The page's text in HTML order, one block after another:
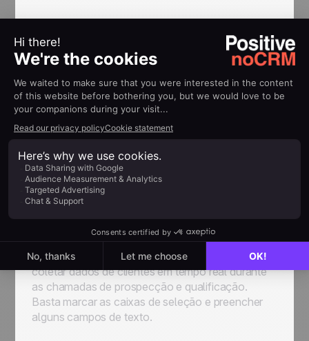
Você pode criar quantos roteiros quiser e usá-los
pelo tempo que precisar. Não há limitações, não
há opção freemium. Tudo é grátis, desde o 1° dia
e para sempre.
Portanto, não há desculpa para não testar.
Teste o Gerador de roteiro para vendas:
grátis e ilimitado. Para sempre.
Qualificação facilitada
Com o Gerador de roteiro para vendas você pode
coletar dados de clientes em tempo real durante
as chamadas de prospecção e qualificação.
Basta marcar as caixas de seleção e preencher
alguns campos de texto.